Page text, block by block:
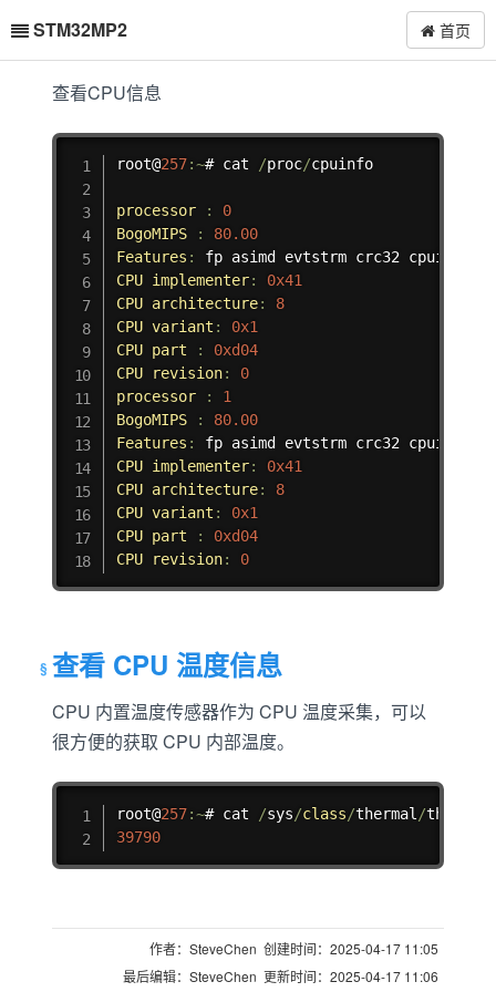
STM32MP2 首页
查看CPU信息
root@257:~# cat /proc/cpuinfo
processor :
0
BogoMIPS
:
80.00
Features :
CPU implementer:
0x41
CPU architecture:
8
CPU variant :
0x1
CPU part :
0xd04
CPU
revision:
0
processor
:
1
BogoMIPS
:
80.00
Features :
CPU implementer:
0x41
CPU architecture:
8
CPU variant :
0x1
CPU part :
0xd04
CPU
revision: 0
查看 CPU 温度信息
CPU 内置温度传感器作为 CPU 温度采集，可以
很方便的获取 CPU 内部温度。
root@257:~# cat /sys/class/thermal /
39790
作者：SteveChen 创建时间：2025-04-17 11:05
最后编辑：SteveChen 更新时间：2025-04-17 11:06